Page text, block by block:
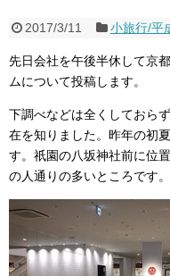
2017/3/11 小旅行/平
先日会社を午後半休して京
ムについて投稿します。
下調べなどは全くしておら
在を知りました。昨年の初
す。祇園の八坂神社前に位
の人通りの多いところです。